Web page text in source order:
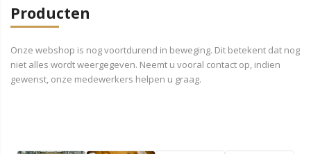
Producten
Onze webshop is nog voortdurend in beweging. Dit betekent dat nog
niet alles wordt weergegeven. Neemt u vooral contact op, indien
gewenst, onze medewerkers helpen u graag.